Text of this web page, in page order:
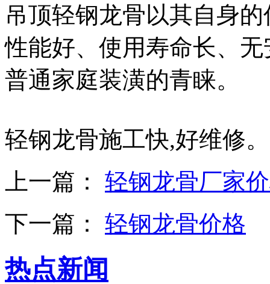
吊顶轻钢龙骨以其自身
性能好、使用寿命长、
普通家庭装潢的青睐。
轻钢龙骨施工快,好维修。
上一篇： 轻钢龙骨厂家
下一篇： 轻钢龙骨价格
热点新闻